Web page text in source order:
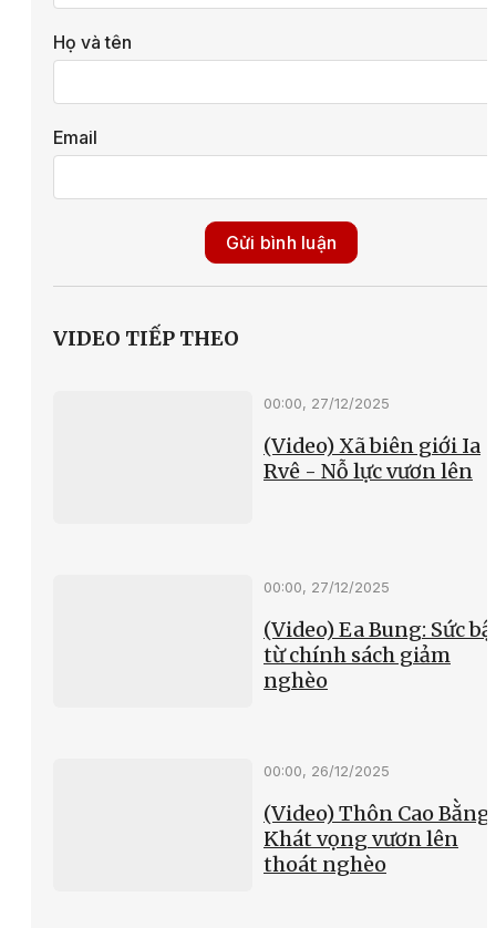
Họ và tên
Email
Gửi bình luận
VIDEO TIẾP THEO
00:00, 27/12/2025
(Video) Xã biên giới Ia
Rvê - Nỗ lực vươn lên
00:00, 27/12/2025
(Video) Ea Bung: Sức
từ chính sách giảm
nghèo
00:00, 26/12/2025
(Video) Thôn Cao
Khát vọng vươn lên
thoát nghèo